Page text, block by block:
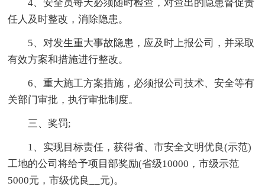
4、安全员每天必须随时检查，对查出的隐患督促责
任人及时整改，消除隐患。
5、对发生重大事故隐患，应及时上报公司，并采取
有效方案和措施进行整改。
6、重大施工方案措施，必须报公司技术、安全等有
关部门审批，执行审批制度。
三、奖罚;
1、实现目标责任，获得省、市安全文明优良(示范)
工地的公司将给予项目部奖励(省级10000，市级示范
5000元，市级优良__元)。